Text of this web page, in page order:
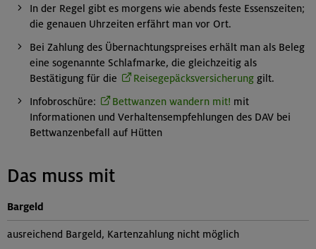
In der Regel gibt es morgens wie abends feste Essenszeiten;
die genauen Uhrzeiten erfährt man vor Ort.
Bei Zahlung des Übernachtungspreises erhält man als Beleg
eine sogenannte Schlafmarke, die gleichzeitig als
Bestätigung für die
Reisegepäcksversicherung gilt.
Infobroschüre:
Bettwanzen wandern mit! mit
Informationen und Verhaltensempfehlungen des DAV bei
Bettwanzenbefall auf Hütten
Das muss mit
Bargeld
ausreichend Bargeld, Kartenzahlung nicht möglich